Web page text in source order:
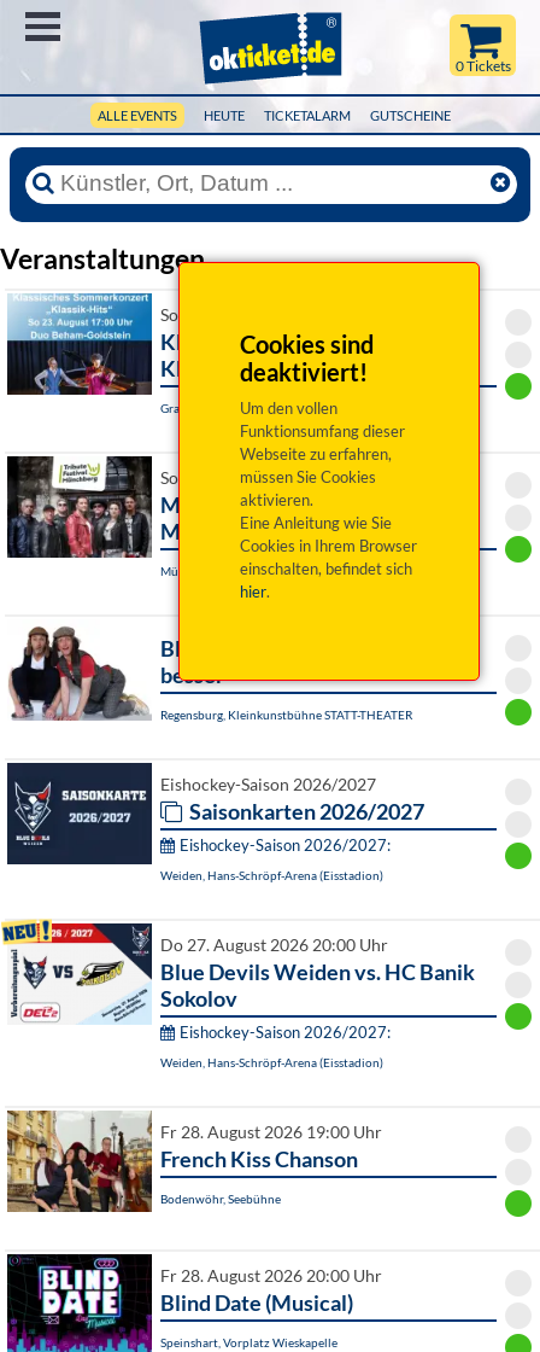
ALLE EVENTS HEUTE TICKETALARM GUTSCHEINE
0 Tickets
Cookies sind
deaktiviert!
Um den vollen
Funktionsumfang dieser
Webseite zu erfahren,
müssen Sie Cookies
aktivieren.
Eine Anleitung wie Sie
Cookies in Ihrem Browser
einschalten, befindet sich
hier.
Veranstaltungen
So 23. August 2026 17:00 Uhr
Klassisches Sommerkonzert -
Klassik Hits
Grafenau, Kulturpavillon
So 23. August 2026 20:00 Uhr
MAFFAYpur - Tribute to Peter
Maffay
Münchberg, Schützenhaus
Blömer//Tillack: Doppelt HELD
besser
Regensburg, Kleinkunstbühne STATT-THEATER
Eishockey-Saison 2026/2027
Saisonkarten 2026/2027
Eishockey-Saison 2026/2027:
Weiden, Hans-Schröpf-Arena (Eisstadion)
Do 27. August 2026 20:00 Uhr
Blue Devils Weiden vs. HC Banik
Sokolov
Eishockey-Saison 2026/2027:
Weiden, Hans-Schröpf-Arena (Eisstadion)
Fr 28. August 2026 19:00 Uhr
French Kiss Chanson
Bodenwöhr, Seebühne
Fr 28. August 2026 20:00 Uhr
Blind Date (Musical)
Speinshart, Vorplatz Wieskapelle